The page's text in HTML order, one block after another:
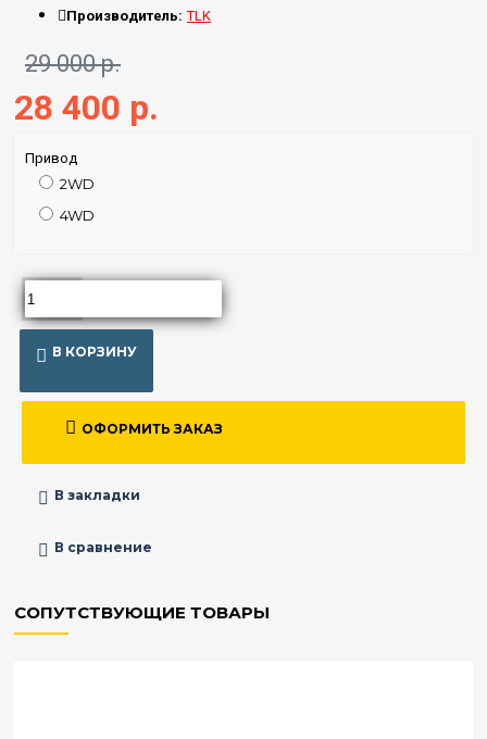
29 000 р.
28 400 р.
Производитель: TLK
Привод
2WD
4WD
В КОРЗИНУ
ОФОРМИТЬ ЗАКАЗ
В закладки
В сравнение
СОПУТСТВУЮЩИЕ ТОВАРЫ